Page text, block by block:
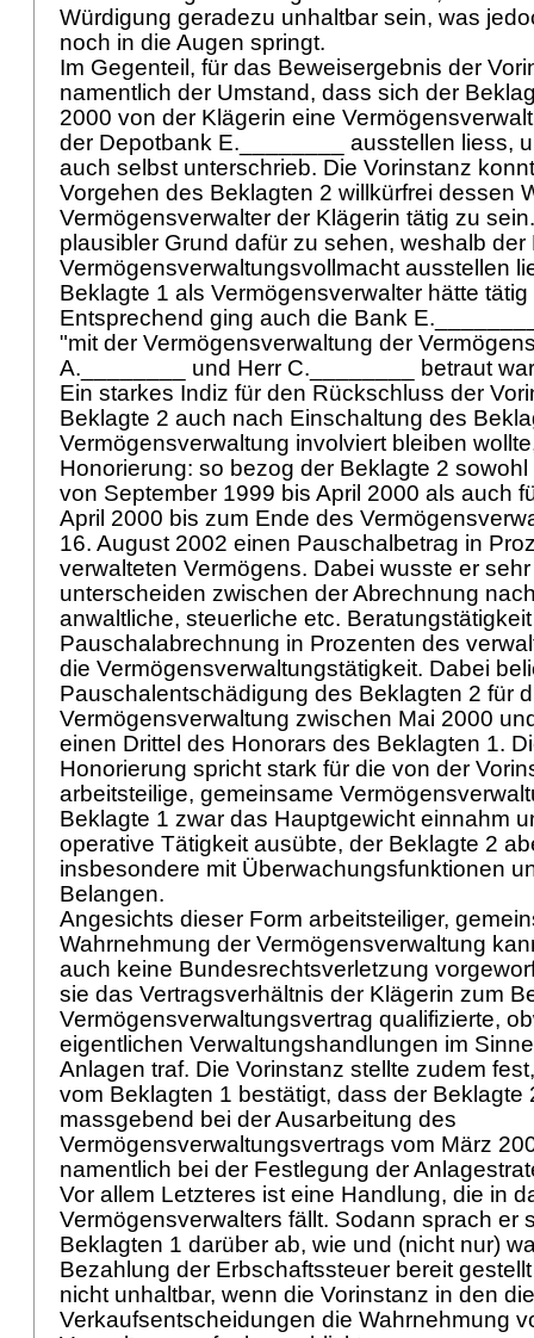
Würdigung geradezu unhaltbar sein, was
noch in die Augen springt.
Im Gegenteil, für das Beweisergebnis der
namentlich der Umstand, dass sich der
2000 von der Klägerin eine
der Depotbank E.________ ausstellen liess,
auch selbst unterschrieb. Die Vorinstanz
Vorgehen des Beklagten 2 willkürfrei dessen
Vermögensverwalter der Klägerin tätig zu
plausibler Grund dafür zu sehen, weshalb
Vermögensverwaltungsvollmacht ausstellen
Beklagte 1 als Vermögensverwalter hätte
Entsprechend ging auch die Bank
"mit der Vermögensverwaltung der
A.________ und Herr C.________ betraut
Ein starkes Indiz für den Rückschluss der
Beklagte 2 auch nach Einschaltung des
Vermögensverwaltung involviert bleiben
Honorierung: so bezog der Beklagte 2
von September 1999 bis April 2000 als auch
April 2000 bis zum Ende des
16. August 2002 einen Pauschalbetrag in
verwalteten Vermögens. Dabei wusste er
unterscheiden zwischen der Abrechnung
anwaltliche, steuerliche etc.
Pauschalabrechnung in Prozenten des
die Vermögensverwaltungstätigkeit. Dabei
Pauschalentschädigung des Beklagten 2 für
Vermögensverwaltung zwischen Mai 2000
einen Drittel des Honorars des Beklagten 1.
Honorierung spricht stark für die von der
arbeitsteilige, gemeinsame
Beklagte 1 zwar das Hauptgewicht einnahm
operative Tätigkeit ausübte, der Beklagte 2
insbesondere mit Überwachungsfunktionen
Belangen.
Angesichts dieser Form arbeitsteiliger,
Wahrnehmung der Vermögensverwaltung
auch keine Bundesrechtsverletzung
sie das Vertragsverhältnis der Klägerin zum
Vermögensverwaltungsvertrag qualifizierte,
eigentlichen Verwaltungshandlungen im
Anlagen traf. Die Vorinstanz stellte zudem
vom Beklagten 1 bestätigt, dass der Beklagte
massgebend bei der Ausarbeitung des
Vermögensverwaltungsvertrags vom März
namentlich bei der Festlegung der
Vor allem Letzteres ist eine Handlung, die in
Vermögensverwalters fällt. Sodann sprach er
Beklagten 1 darüber ab, wie und (nicht nur)
Bezahlung der Erbschaftssteuer bereit
nicht unhaltbar, wenn die Vorinstanz in den
Verkaufsentscheidungen die Wahrnehmung